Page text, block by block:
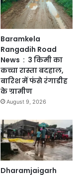
Baramkela
Rangadih Road
News : 3 किमी का
कच्चा रास्ता बदहाल,
बारिश में फंसे रंगाडीह
के ग्रामीण
August 9, 2026
Dharamjaigarh